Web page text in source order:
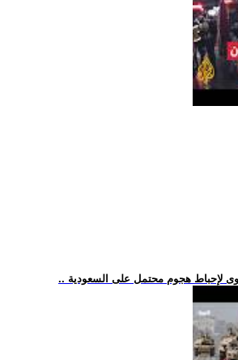
لإحباط هجوم محتمل على السعودية